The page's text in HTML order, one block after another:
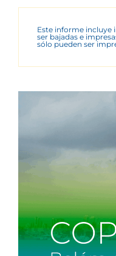
Este informe incluye
ser bajadas e
sólo pueden ser